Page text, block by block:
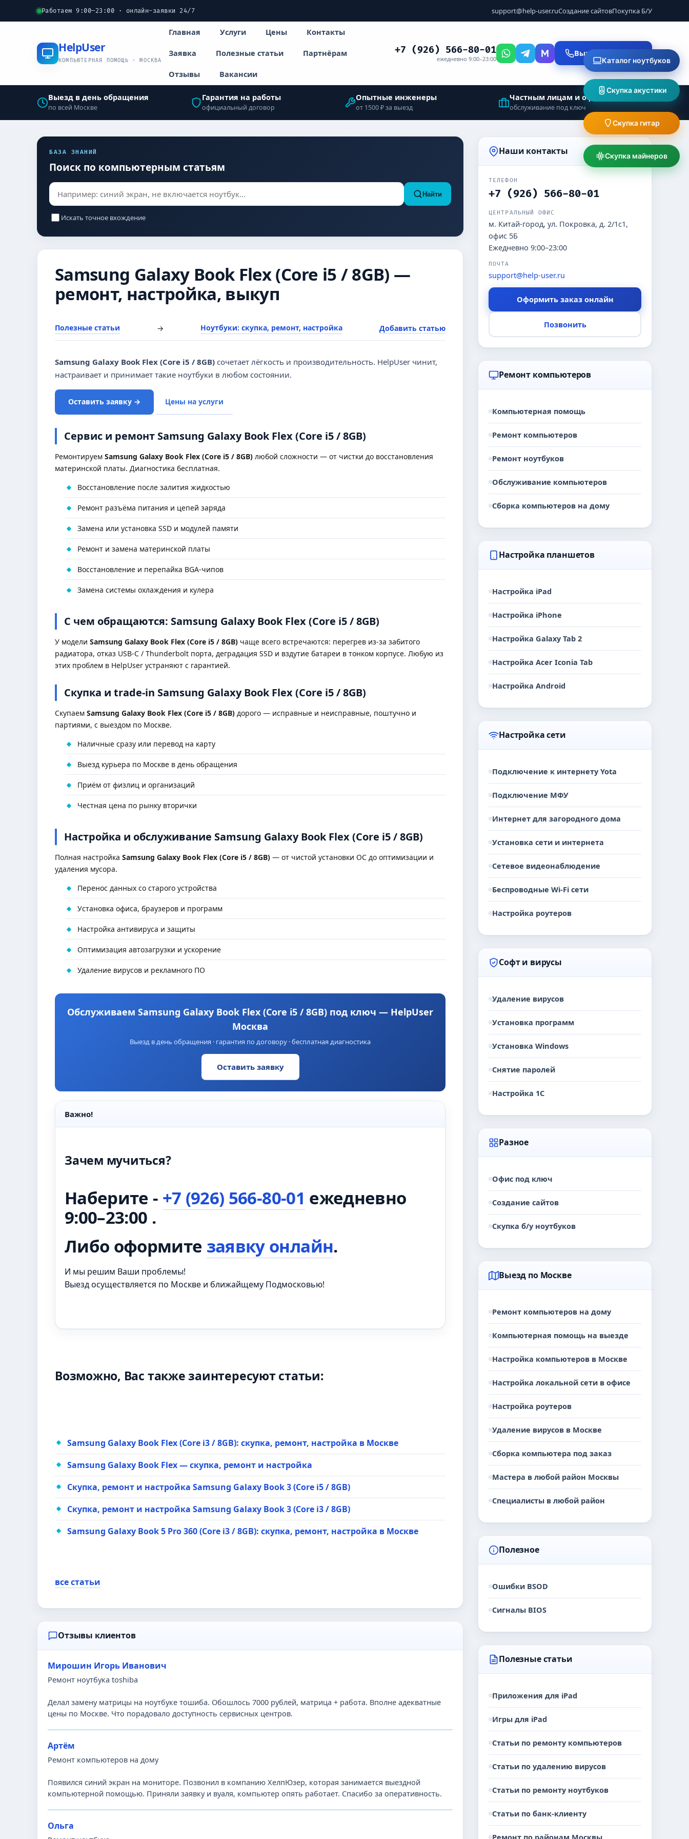
Работаем 9:00–23:00 · онлайн-заявки 24/7 support@help-user.ruСоздание сайтовПокупка Б/У
HelpUser
КОМПЬЮТЕРНАЯ ПОМОЩЬ · МОСКВА
Главная Услуги Цены Контакты
Заявка Полезные статьи Партнёрам
Отзывы Вакансии
+7 (926) 566-80-01
ежедневно 9:00–23:00
Вызвать мастера
Выезд в день обращения
по всей Москве
Гарантия на работы
официальный договор
Опытные инженеры
от 1500 ₽ за выезд
Частным лицам и офисам
обслуживание под ключ
БАЗА ЗНАНИЙ
Поиск по компьютерным статьям
Найти
Искать точное вхождение
Samsung Galaxy Book Flex (Core i5 / 8GB) —
ремонт, настройка, выкуп
Полезные статьи → Ноутбуки: скупка, ремонт, настройка Добавить статью
Samsung Galaxy Book Flex (Core i5 / 8GB) сочетает лёгкость и производительность. HelpUser чинит,
настраивает и принимает такие ноутбуки в любом состоянии.
Оставить заявку → Цены на услуги
Сервис и ремонт Samsung Galaxy Book Flex (Core i5 / 8GB)
Ремонтируем Samsung Galaxy Book Flex (Core i5 / 8GB) любой сложности — от чистки до восстановления
материнской платы. Диагностика бесплатная.
Восстановление после залития жидкостью
Ремонт разъёма питания и цепей заряда
Замена или установка SSD и модулей памяти
Ремонт и замена материнской платы
Восстановление и перепайка BGA-чипов
Замена системы охлаждения и кулера
С чем обращаются: Samsung Galaxy Book Flex (Core i5 / 8GB)
У модели Samsung Galaxy Book Flex (Core i5 / 8GB) чаще всего встречаются: перегрев из-за забитого
радиатора, отказ USB-C / Thunderbolt порта, деградация SSD и вздутие батареи в тонком корпусе. Любую из
этих проблем в HelpUser устраняют с гарантией.
Скупка и trade-in Samsung Galaxy Book Flex (Core i5 / 8GB)
Скупаем Samsung Galaxy Book Flex (Core i5 / 8GB) дорого — исправные и неисправные, поштучно и
партиями, с выездом по Москве.
Наличные сразу или перевод на карту
Выезд курьера по Москве в день обращения
Приём от физлиц и организаций
Честная цена по рынку вторички
Настройка и обслуживание Samsung Galaxy Book Flex (Core i5 / 8GB)
Полная настройка Samsung Galaxy Book Flex (Core i5 / 8GB) — от чистой установки ОС до оптимизации и
удаления мусора.
Перенос данных со старого устройства
Установка офиса, браузеров и программ
Настройка антивируса и защиты
Оптимизация автозагрузки и ускорение
Удаление вирусов и рекламного ПО
Обслуживаем Samsung Galaxy Book Flex (Core i5 / 8GB) под ключ — HelpUser
Москва
Выезд в день обращения · гарантия по договору · бесплатная диагностика
Оставить заявку
Важно!
Зачем мучиться?
Наберите - +7 (926) 566-80-01 ежедневно
9:00–23:00 .
Либо оформите заявку онлайн.
И мы решим Ваши проблемы!
Выезд осуществляется по Москве и ближайщему Подмосковью!
Возможно, Вас также заинтересуют статьи:
Samsung Galaxy Book Flex (Core i3 / 8GB): скупка, ремонт, настройка в Москве
Samsung Galaxy Book Flex — скупка, ремонт и настройка
Скупка, ремонт и настройка Samsung Galaxy Book 3 (Core i5 / 8GB)
Скупка, ремонт и настройка Samsung Galaxy Book 3 (Core i3 / 8GB)
Samsung Galaxy Book 5 Pro 360 (Core i3 / 8GB): скупка, ремонт, настройка в Москве
все статьи
Отзывы клиентов
Мирошин Игорь Иванович
Ремонт ноутбука toshiba
Делал замену матрицы на ноутбуке тошиба. Обошлось 7000 рублей, матрица + работа. Вполне адекватные
цены по Москве. Что порадовало доступность сервисных центров.
Артём
Ремонт компьютеров на дому
Появился синий экран на мониторе. Позвонил в компанию ХелпЮзер, которая занимается выездной
компьютерной помощью. Приняли заявку и вуаля, компьютер опять работает. Спасибо за оперативность.
Ольга
Наши контакты
ТЕЛЕФОН
+7 (926) 566-80-01
ЦЕНТРАЛЬНЫЙ ОФИС
м. Китай-город, ул. Покровка, д. 2/1с1,
офис 5Б
Ежедневно 9:00–23:00
ПОЧТА
support@help-user.ru
Оформить заказ онлайн
Позвонить
Ремонт компьютеров
Компьютерная помощь
Ремонт компьютеров
Ремонт ноутбуков
Обслуживание компьютеров
Сборка компьютеров на дому
Настройка планшетов
Настройка iPad
Настройка iPhone
Настройка Galaxy Tab 2
Настройка Acer Iconia Tab
Настройка Android
Настройка сети
Подключение к интернету Yota
Подключение МФУ
Интернет для загородного дома
Установка сети и интернета
Сетевое видеонаблюдение
Беспроводные Wi-Fi сети
Настройка роутеров
Софт и вирусы
Удаление вирусов
Установка программ
Установка Windows
Снятие паролей
Настройка 1С
Разное
Офис под ключ
Создание сайтов
Скупка б/у ноутбуков
Выезд по Москве
Ремонт компьютеров на дому
Компьютерная помощь на выезде
Настройка компьютеров в Москве
Настройка локальной сети в офисе
Настройка роутеров
Удаление вирусов в Москве
Сборка компьютера под заказ
Мастера в любой район Москвы
Специалисты в любой район
Полезное
Ошибки BSOD
Сигналы BIOS
Полезные статьи
Приложения для iPad
Игры для iPad
Статьи по ремонту компьютеров
Статьи по удалению вирусов
Статьи по ремонту ноутбуков
Статьи по банк-клиенту
Ремонт по районам Москвы
Каталог ноутбуков
Скупка акустики
Скупка гитар
Скупка майнеров